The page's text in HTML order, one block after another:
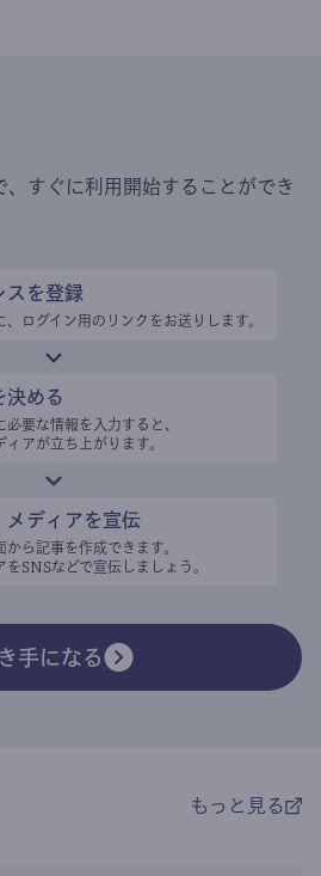
すぐに利用開始することができ
スを登録
、ログイン用のリンクをお送りします。
決める
必要な情報を入力すると、
アが立ち上がります。
メディアを宣伝
から記事を作成できます。
をSNSなどで宣伝しましょう。
手になる
もっと見る